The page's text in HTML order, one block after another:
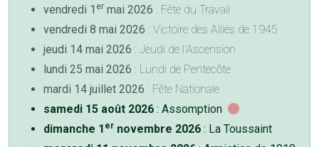
vendredi 1 er mai 2026 : Fête du Travail
vendredi 8 mai 2026 : Victoire des Alliés de 1945
jeudi 14 mai 2026 : Jeudi de l'Ascension
lundi 25 mai 2026 : Lundi de Pentecôte
mardi 14 juillet 2026 : Fête Nationale
samedi 15 août 2026 : Assomption
dimanche 1 er novembre 2026 : La Toussaint